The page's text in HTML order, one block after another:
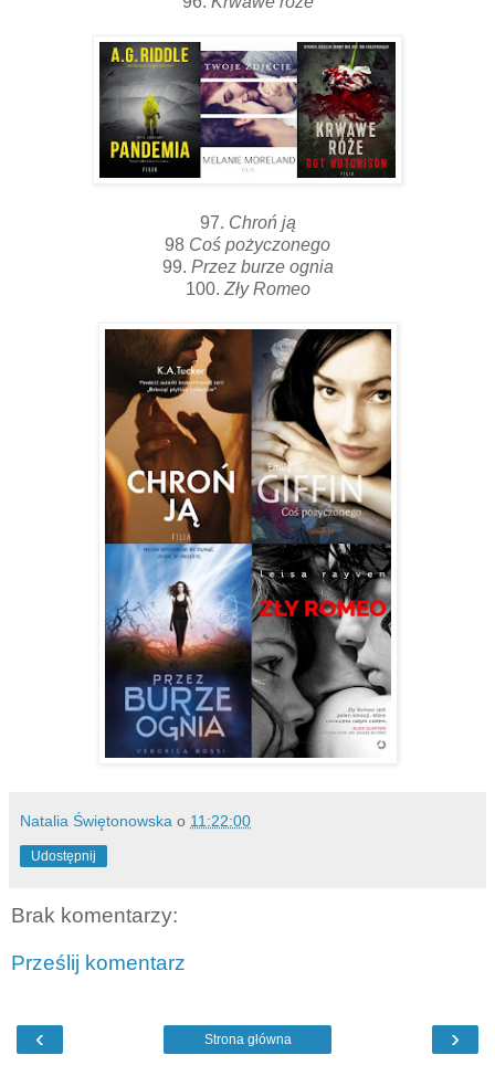
97. Chroń ją
98 Coś pożyczonego
99. Przez burze ognia
100. Zły Romeo
Natalia Świętonowska o 11:22:00
Udostępnij
Brak komentarzy:
Prześlij komentarz
‹ ›
Strona główna